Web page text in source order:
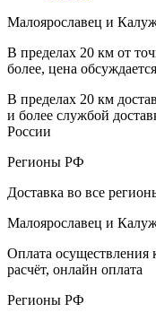
Малоярославец и
В пределах 20 км от
более, цена
В пределах 20 км
и более службой
России
Регионы РФ
Доставка во все
Малоярославец и
Оплата осуществления
расчёт, онлайн оплата
Регионы РФ